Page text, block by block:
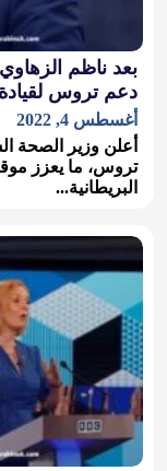
بعد ناظم
دعم تروس لقيادة
أغسطس 4, 2022
أعلن وزير الصحة
تروس، ما يعزز
البريطانية...